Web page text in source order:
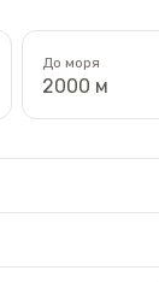
До моря
2000 м